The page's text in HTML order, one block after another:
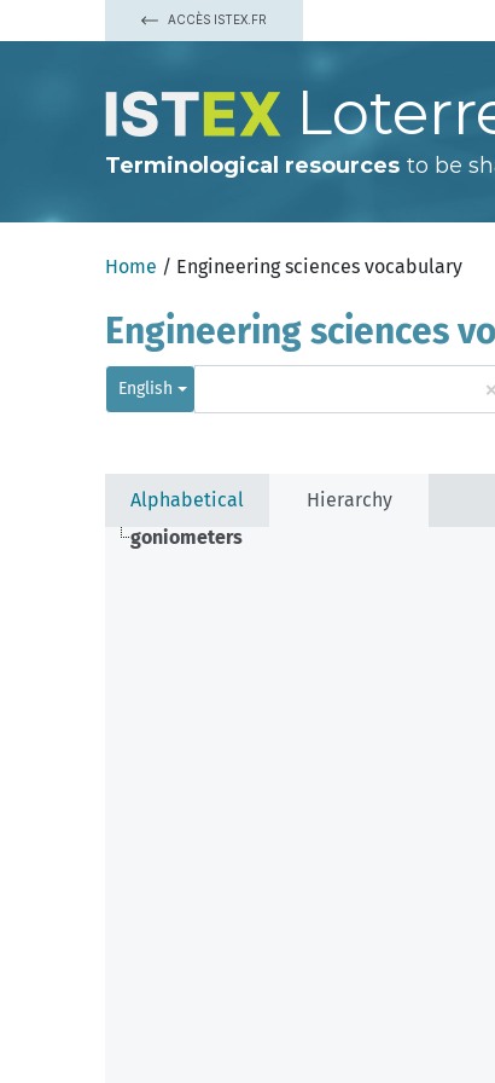
ACCÈS ISTEX.FR
Terminological resources to be
Home / Engineering sciences vocabulary
Engineering sciences
English ×
Alphabetical
Hierarchy
goniometers